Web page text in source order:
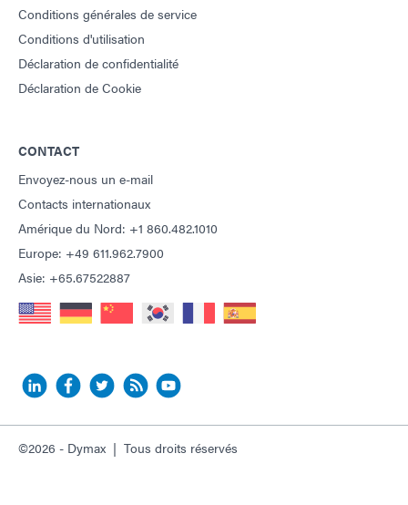
Conditions générales de service
Conditions d'utilisation
Déclaration de confidentialité
Déclaration de Cookie
CONTACT
Envoyez-nous un e-mail
Contacts internationaux
Amérique du Nord: +1 860.482.1010
Europe: +49 611.962.7900
Asie: +65.67522887
©2026 - Dymax | Tous droits réservés